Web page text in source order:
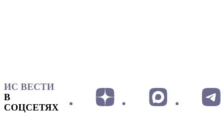
ИС ВЕСТИ
В
СОЦСЕТЯХ